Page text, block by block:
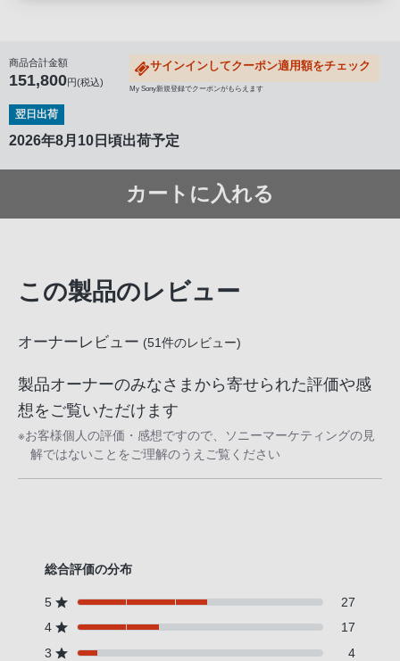
商品合計金額
151,800円(税込)
サインインしてクーポン適用額をチェック
My Sony新規登録でクーポンがもらえます
翌日出荷
2026年8月10日頃出荷予定
カートに入れる
この製品のレビュー
オーナーレビュー (51件のレビュー)
製品オーナーのみなさまから寄せられた評価や感
想をご覧いただけます
※お客様個人の評価・感想ですので、ソニーマーケティングの見
解ではないことをご理解のうえご覧ください
総合評価の分布
5
27
4
17
3
4